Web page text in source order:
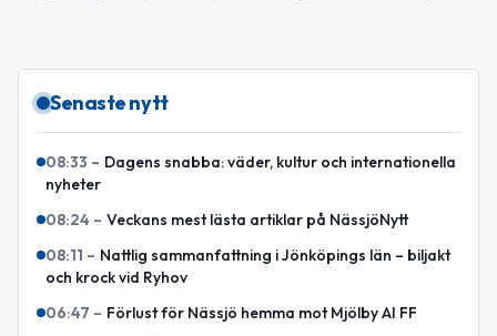
Senaste nytt
08:33 – Dagens snabba: väder, kultur och internationella
nyheter
08:24 – Veckans mest lästa artiklar på NässjöNytt
08:11 – Nattlig sammanfattning i Jönköpings län – biljakt
och krock vid Ryhov
06:47 – Förlust för Nässjö hemma mot Mjölby AI FF